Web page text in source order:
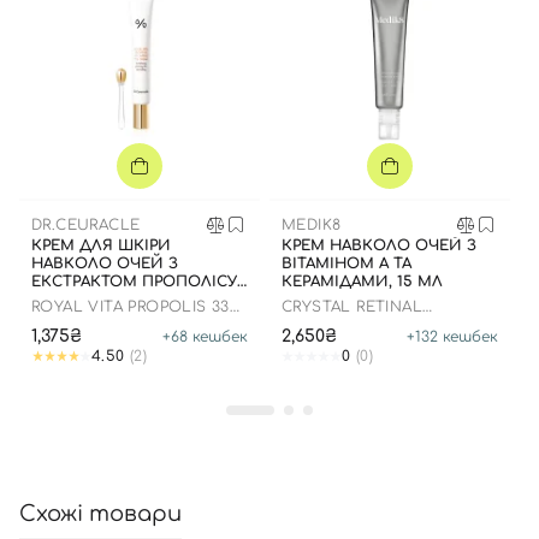
DR.CEURACLE
КРЕМ ДЛЯ ШКІРИ
НАВКОЛО ОЧЕЙ З
ЕКСТРАКТОМ ПРОПОЛІСУ,
20 МЛ
ROYAL VITA PROPOLIS 33
1,375₴ +68 кешбек
4.50 (2)
MEDIK8
КРЕМ НАВКОЛО ОЧЕЙ З
ВІТАМІНОМ А ТА
КЕРАМІДАМИ, 15 МЛ
CRYSTAL RETINAL
2,650₴ +132 кешбек
0 (0)
Схожі товари
Вхід Реєстрація
Відправляючи форму для авторизації/реєстрації ви
приймаєте умови Угоди користувача